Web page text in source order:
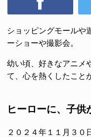
ショッピングモールや
ーショーや撮影会。
幼い頃、好きなアニメ
て、心を熱くしたこと
ヒーローに、子供
２０２４年１１月３０